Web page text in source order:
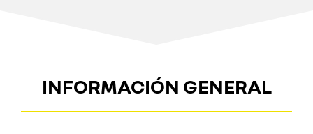
INFORMACIÓN GENERAL